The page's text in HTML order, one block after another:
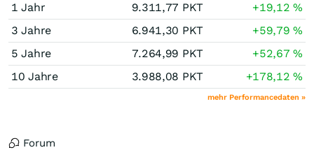
1 Jahr
9.311,77 PKT +19,12%
3 Jahre
6.941,30 PKT +59,79%
5 Jahre
7.264,99 PKT +52,67%
10 Jahre
3.988,08 PKT +178,12%
mehr Performancedaten »
Forum